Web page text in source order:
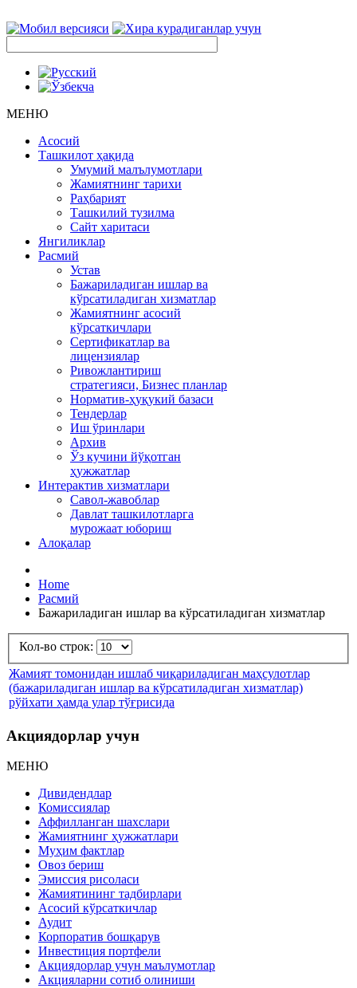
МЕНЮ
Асосий
Ташкилот ҳақида
Умумий малълумотлари
Жамиятнинг тарихи
Раҳбарият
Ташкилий тузилма
Сайт харитаси
Янгиликлар
Расмий
Устав
Бажариладиган ишлар ва
кўрсатиладиган хизматлар
Жамиятнинг асосий
кўрсаткичлари
Сертификатлар ва
лицензиялар
Ривожлантириш
стратегияси, Бизнес планлар
Норматив-ҳуқукий базаси
Тендерлар
Иш ўринлари
Архив
Ўз кучини йўқотган
ҳужжатлар
Интерактив хизматлари
Савол-жавоблар
Давлат ташкилотларга
мурожаат юбориш
Алоқалар
Home
Расмий
Бажариладиган ишлар ва кўрсатиладиган хизматлар
Кол-во строк:
Жамият томонидан ишлаб чиқариладиган маҳсулотлар
(бажариладиган ишлар ва кўрсатиладиган хизматлар)
рўйхати ҳамда улар тўғрисида
Акциядорлар учун
МЕНЮ
Дивидендлар
Комиссиялар
Аффилланган шахслари
Жамиятнинг ҳужжатлари
Муҳим фактлар
Овоз бериш
Эмиссия рисоласи
Жамиятининг тадбирлари
Асосий кўрсаткичлар
Аудит
Корпоратив бошқарув
Инвестиция портфели
Акциядорлар учун маълумотлар
Акцияларни сотиб олиниши